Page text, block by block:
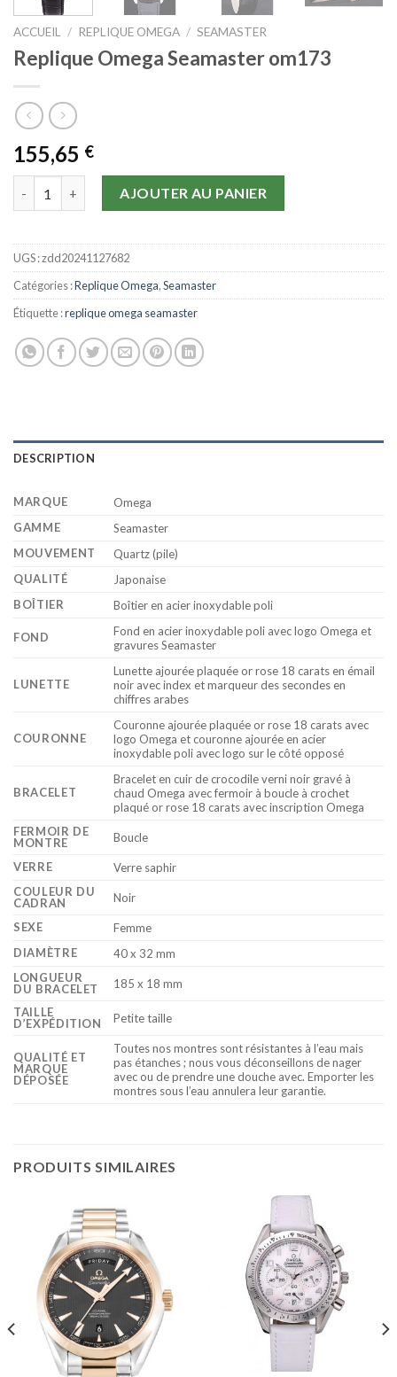
ACCUEIL / REPLIQUE OMEGA / SEAMASTER
Replique Omega Seamaster om173
155,65 €
AJOUTER AU PANIER
UGS :zdd20241127682
Catégories :Replique Omega,Seamaster
Étiquette :replique omega seamaster
DESCRIPTION
MARQUE
Omega
GAMME
Seamaster
MOUVEMENT
Quartz (pile)
QUALITÉ
Japonaise
BOÎTIER
Boîtier en acier inoxydable poli
FOND
Fond en acier inoxydable poli avec logo Omega et
gravures Seamaster
LUNETTE
Lunette ajourée plaquée or rose 18 carats en émail
noir avec index et marqueur des secondes en
chiffres arabes
COURONNE
Couronne ajourée plaquée or rose 18 carats avec
logo Omega et couronne ajourée en acier
inoxydable poli avec logo sur le côté opposé
BRACELET
Bracelet en cuir de crocodile verni noir gravé à
chaud Omega avec fermoir à boucle à crochet
plaqué or rose 18 carats avec inscription Omega
FERMOIR DE
MONTRE
Boucle
VERRE
Verre saphir
COULEUR DU
CADRAN
Noir
SEXE
Femme
DIAMÈTRE
40 x 32 mm
LONGUEUR
DU BRACELET
185 x 18 mm
TAILLE
D’EXPÉDITION
Petite taille
QUALITÉ ET
MARQUE
DÉPOSÉE
Toutes nos montres sont résistantes à l’eau mais
pas étanches ; nous vous déconseillons de nager
avec ou de prendre une douche avec. Emporter les
montres sous l’eau annulera leur garantie.
PRODUITS SIMILAIRES